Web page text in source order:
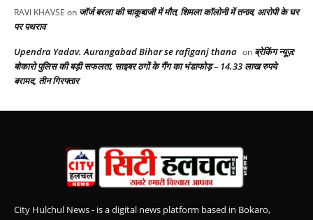
RAVI KHAVSE on जॉर्ज बरला की चाकूबाजी में मौत, शिमला कॉलोनी में तनाव, आरोपी के घर
पर पथराव
Upendra Yadav. Aurangabad Bihar se rafiganj thana on ब्रेकिंग न्यूज़:
बोकारो पुलिस की बड़ी सफलता, साइबर ठगों के गैंग का भंडाफोड़ – 14.33 लाख रुपये
बरामद, तीन गिरफ्तार
City Hulchul News - is a digital news platform based in Bokaro,